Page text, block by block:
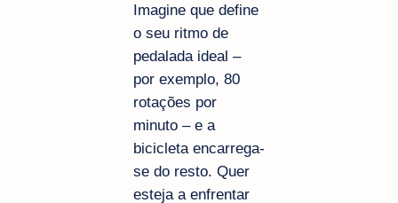
Imagine que define
o seu ritmo de
pedalada ideal –
por exemplo, 80
rotações por
minuto – e a
bicicleta encarrega-
se do resto. Quer
esteja a enfrentar